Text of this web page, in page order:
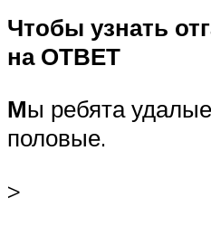
Чтобы узнать
на ОТВЕТ
Мы ребята
половые.
>